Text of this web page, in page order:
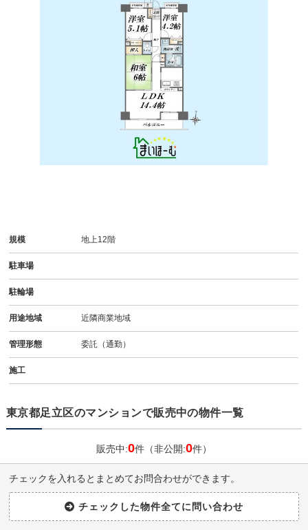
規模 地上12階
駐車場
駐輪場
用途地域 近隣商業地域
管理形態 委託（通勤）
施工
東京都足立区のマンションで販売中の物件一覧
販売中:0件（非公開:0件）
チェックを入れるとまとめてお問合わせができます。